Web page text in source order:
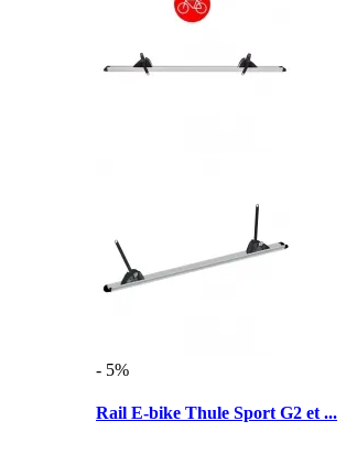
- 5%
Rail E-bike Thule Sport G2 et ...